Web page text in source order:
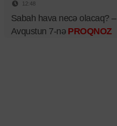
12:48
Sabah hava necə olacaq? –
Avqustun 7-nə PROQNOZ